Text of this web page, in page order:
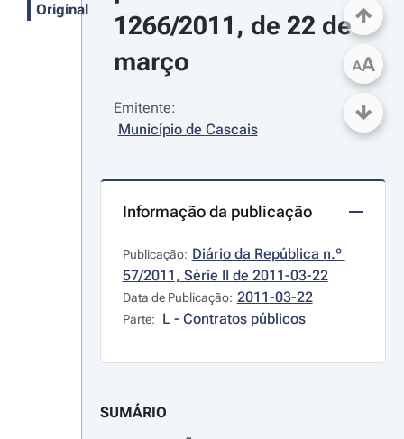
Original
1266/2011, de 22 de
março
Emitente:
Município de Cascais
Informação da publicação
Publicação: Diário da República n.º
57/2011, Série II de 2011-03-22
Data de Publicação: 2011-03-22
Parte: L - Contratos públicos
SUMÁRIO
AA